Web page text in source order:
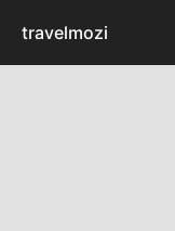
content
travelmozi